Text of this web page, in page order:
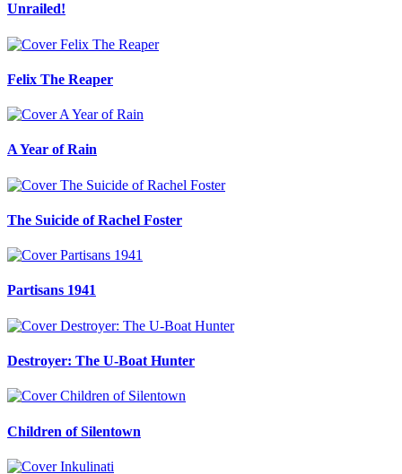
Unrailed!
Felix The Reaper
A Year of Rain
The Suicide of Rachel Foster
Partisans 1941
Destroyer: The U-Boat Hunter
Children of Silentown